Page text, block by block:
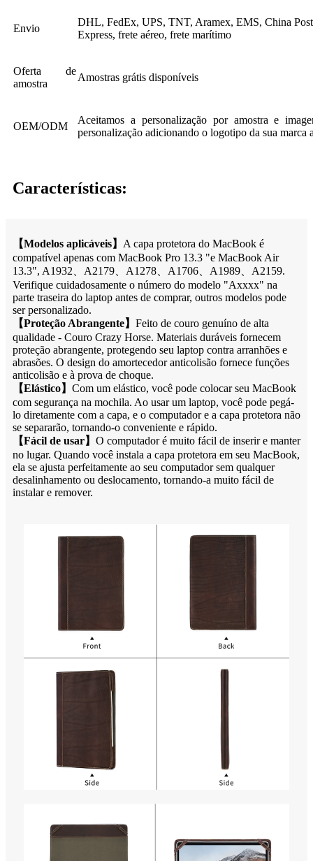
Envio
DHL, FedEx, UPS, TNT, Aramex, EMS, China
Express, frete aéreo, frete marítimo
Oferta de
amostra
Amostras grátis disponíveis
OEM/ODM
Aceitamos a personalização por amostra e
personalização adicionando o logotipo da sua marca
Características:
【Modelos aplicáveis】 A capa protetora do MacBook é
compatível apenas com MacBook Pro 13.3 "e MacBook Air
13.3", A1932、A2179、A1278、A1706、A1989、A2159.
Verifique cuidadosamente o número do modelo "Axxxx" na
parte traseira do laptop antes de comprar, outros modelos pode
ser personalizado.
【Proteção Abrangente】 Feito de couro genuíno de alta
qualidade - Couro Crazy Horse. Materiais duráveis ​​fornecem
proteção abrangente, protegendo seu laptop contra arranhões e
abrasões. O design do amortecedor anticolisão fornece funções
anticolisão e à prova de choque.
【Elástico】 Com um elástico, você pode colocar seu MacBook
com segurança na mochila. Ao usar um laptop, você pode pegá-
lo diretamente com a capa, e o computador e a capa protetora não
se separarão, tornando-o conveniente e rápido.
【Fácil de usar】 O computador é muito fácil de inserir e manter
no lugar. Quando você instala a capa protetora em seu MacBook,
ela se ajusta perfeitamente ao seu computador sem qualquer
desalinhamento ou deslocamento, tornando-a muito fácil de
instalar e remover.